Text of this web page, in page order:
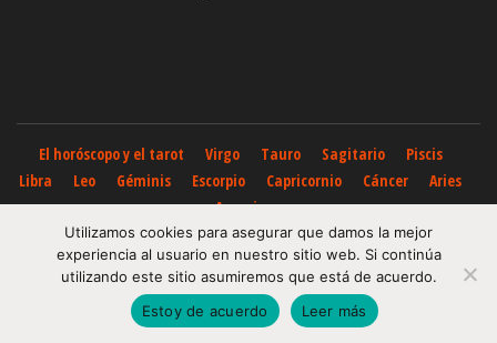
El horóscopo y el tarot Virgo Tauro Sagitario
Piscis
Libra
Leo Géminis Escorpio Capricornio Cáncer
Aries
Acuario
Todo el contenido de horoscoposhoy.org posee derechos de autor.
Queda totalmente prohibida cualquier copia, reproducción o
explotación de este contenido.
Utilizamos cookies para asegurar que damos la mejor
experiencia al usuario en nuestro sitio web. Si continúa
utilizando este sitio asumiremos que está de acuerdo.
Estoy de acuerdo
Leer más